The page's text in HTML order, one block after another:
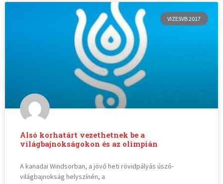
VIZESVB 2017
Alsó korhatárt vezethetnek be a
világbajnokságokon és az olimpián
A kanadai Windsorban, a jövő heti rövidpályás úszó-
világbajnokság helyszínén, a